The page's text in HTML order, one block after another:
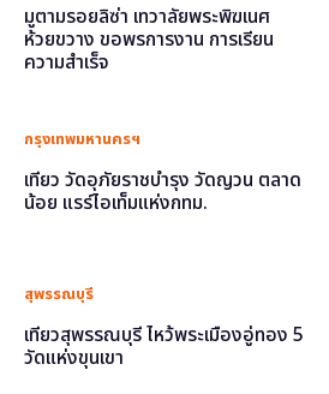
มูตามรอยลิซ่า เทวาลัยพระพิฆเนศ
ห้วยขวาง ขอพรการงาน การเรียน
ความสำเร็จ
กรุงเทพมหานครฯ
เที่ยว วัดอุภัยราชบำรุง วัดญวน ตลาด
น้อย แรร์ไอเท็มแห่งกทม.
สุพรรณบุรี
เที่ยวสุพรรณบุรี ไหว้พระเมืองอู่ทอง 5
วัดแห่งขุนเขา